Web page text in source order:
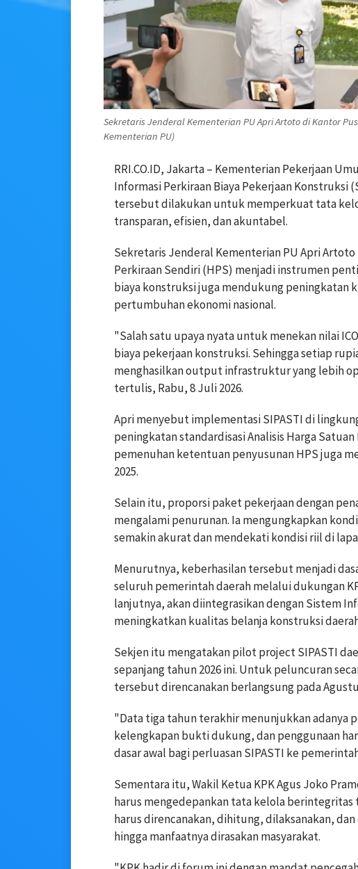
Sekretaris Jenderal Kementerian PU Apri Artoto di Kantor
Kementerian PU)
RRI.CO.ID, Jakarta – Kementerian Pekerjaan
Informasi Perkiraan Biaya Pekerjaan Konstruksi
tersebut dilakukan untuk memperkuat tata
transparan, efisien, dan akuntabel.
Sekretaris Jenderal Kementerian PU Apri
Perkiraan Sendiri (HPS) menjadi instrumen
biaya konstruksi juga mendukung peningkatan
pertumbuhan ekonomi nasional.
"Salah satu upaya nyata untuk menekan nilai
biaya pekerjaan konstruksi. Sehingga setiap
menghasilkan output infrastruktur yang lebih
tertulis, Rabu, 8 Juli 2026.
Apri menyebut implementasi SIPASTI di
peningkatan standardisasi Analisis Harga
pemenuhan ketentuan penyusunan HPS juga
2025.
Selain itu, proporsi paket pekerjaan dengan
mengalami penurunan. Ia mengungkapkan
semakin akurat dan mendekati kondisi riil di
Menurutnya, keberhasilan tersebut menjadi
seluruh pemerintah daerah melalui dukungan
lanjutnya, akan diintegrasikan dengan Sistem
meningkatkan kualitas belanja konstruksi
Sekjen itu mengatakan pilot project SIPASTI
sepanjang tahun 2026 ini. Untuk peluncuran
tersebut direncanakan berlangsung pada
"Data tiga tahun terakhir menunjukkan adanya
kelengkapan bukti dukung, dan penggunaan
dasar awal bagi perluasan SIPASTI ke
Sementara itu, Wakil Ketua KPK Agus Joko
harus mengedepankan tata kelola
harus direncanakan, dihitung, dilaksanakan,
hingga manfaatnya dirasakan masyarakat.